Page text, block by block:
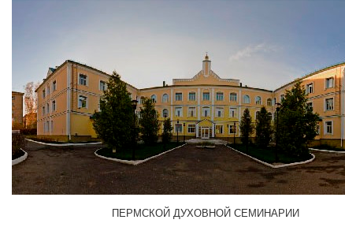
ПЕРМСКОЙ ДУХОВНОЙ СЕМИНАРИИ